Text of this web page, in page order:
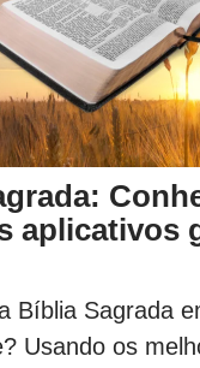
aplicativos
Bíblia Sagrada
Usando os